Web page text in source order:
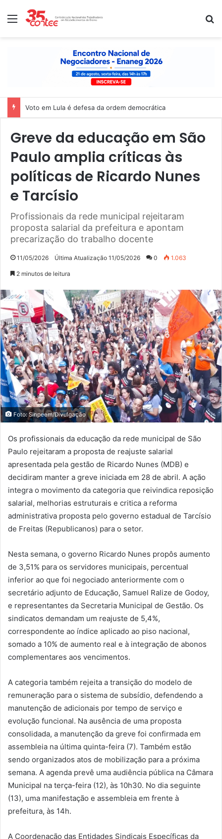
Menu
Voto em Lula é defesa da ordem democrática
Greve da educação em São
Paulo amplia críticas às
políticas de Ricardo Nunes
e Tarcísio
Profissionais da rede municipal rejeitaram
proposta salarial da prefeitura e apontam
precarização do trabalho docente
11/05/2026 Última Atualização 11/05/2026 0 1.063
2 minutos de leitura
Foto: Sinpeem/Divulgação
Os profissionais da educação da rede municipal de São
Paulo rejeitaram a proposta de reajuste salarial
apresentada pela gestão de Ricardo Nunes (MDB) e
decidiram manter a greve iniciada em 28 de abril. A ação
integra o movimento da categoria que reivindica reposição
salarial, melhorias estruturais e critica a reforma
administrativa proposta pelo governo estadual de Tarcísio
de Freitas (Republicanos) para o setor.
Nesta semana, o governo Ricardo Nunes propôs aumento
de 3,51% para os servidores municipais, percentual
inferior ao que foi negociado anteriormente com o
secretário adjunto de Educação, Samuel Ralize de Godoy,
e representantes da Secretaria Municipal de Gestão. Os
sindicatos demandam um reajuste de 5,4%,
correspondente ao índice aplicado ao piso nacional,
somado a 10% de aumento real e à integração de abonos
complementares aos vencimentos.
A categoria também rejeita a transição do modelo de
remuneração para o sistema de subsídio, defendendo a
manutenção de adicionais por tempo de serviço e
evolução funcional. Na ausência de uma proposta
consolidada, a manutenção da greve foi confirmada em
assembleia na última quinta-feira (7). Também estão
sendo organizados atos de mobilização para a próxima
semana. A agenda prevê uma audiência pública na Câmara
Municipal na terça-feira (12), às 10h30. No dia seguinte
(13), uma manifestação e assembleia em frente à
prefeitura, às 14h.
A Coordenação das Entidades Sindicais Específicas da